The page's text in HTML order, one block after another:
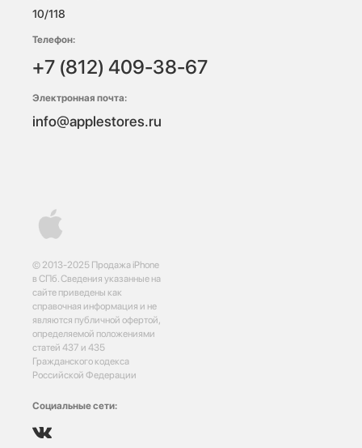
© 2013-2025 Продажа iPhone
в СПб. Сведения указанные на
сайте приведены как
справочная информация и не
являются публичной офертой,
определяемой положениями
статей 437 и 435
Гражданского кодекса
Российской Федерации
Социальные сети:
10/118
Телефон:
+7 (812) 409-38-67
Электронная почта:
info@applestores.ru